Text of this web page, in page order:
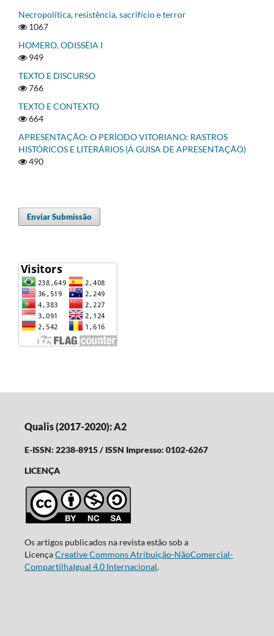
Necropolítica, resistência, sacrifício e terror
1067
HOMERO, ODISSÉIA I
949
TEXTO E DISCURSO
766
TEXTO E CONTEXTO
664
APRESENTAÇÃO: O PERÍODO VITORIANO: RASTROS
HISTÓRICOS E LITERÁRIOS (À GUISA DE APRESENTAÇÃO)
490
Enviar Submissão
Qualis (2017-2020): A2
E-ISSN: 2238-8915 / ISSN Impresso: 0102-6267
LICENÇA
Os artigos publicados na revista estão sob a
LicençaCreative Commons Atribuição-NãoComercial-
CompartilhaIgual 4.0 Internacional.